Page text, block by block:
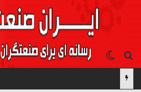
جستجو برایتغییر پوسته